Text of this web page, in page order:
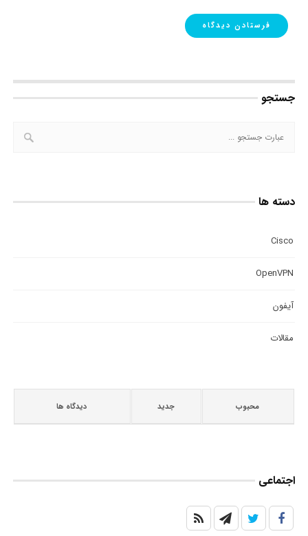
جستجو
دسته ها
Cisco
OpenVPN
آیفون
مقالات
محبوب جدید دیدگاه ها
اجتماعی